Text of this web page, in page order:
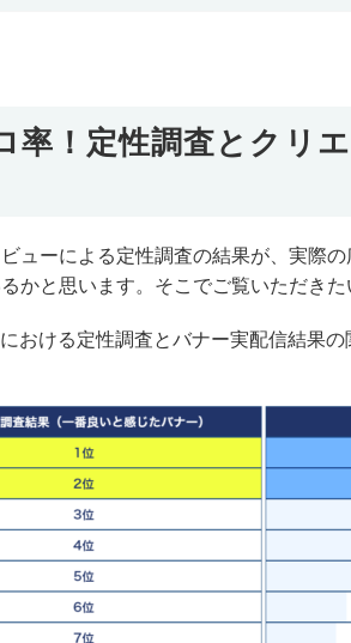
率！定性調査とクリ
ューによる定性調査の結果が、実際
かと思います。そこでご覧いただきた
おける定性調査とバナー実配信結果の